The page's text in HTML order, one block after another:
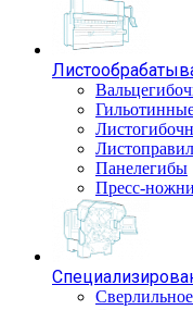
Панелегибы
Пресс-